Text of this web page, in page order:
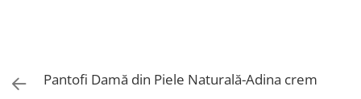
Pantofi Damă din Piele Naturală-Adina crem